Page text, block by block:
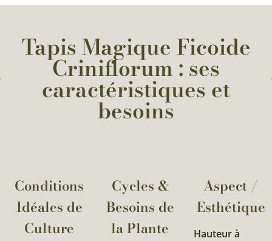
Tapis Magique Ficoide
Criniflorum : ses
caractéristiques et
besoins
Conditions
Idéales de
Culture
Cycles &
Besoins de
la Plante​
Aspect /
Esthétique
Hauteur à